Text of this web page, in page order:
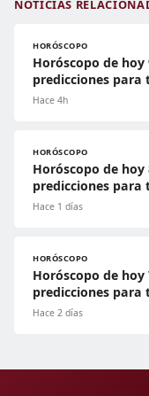
NOTICIAS
HORÓSCOPO
Horóscopo de
predicciones para
Hace 4h
HORÓSCOPO
Horóscopo de
predicciones para
Hace 1 días
HORÓSCOPO
Horóscopo de
predicciones para
Hace 2 días